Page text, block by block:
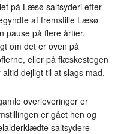
på Læsø saltsyderi efter
af fremstille Læsø
pause på flere årtier.
om det er oven på
eller på flæskestegen
dejligt til at slags mad.
overleveringer er
er gået hen og
saltsydere